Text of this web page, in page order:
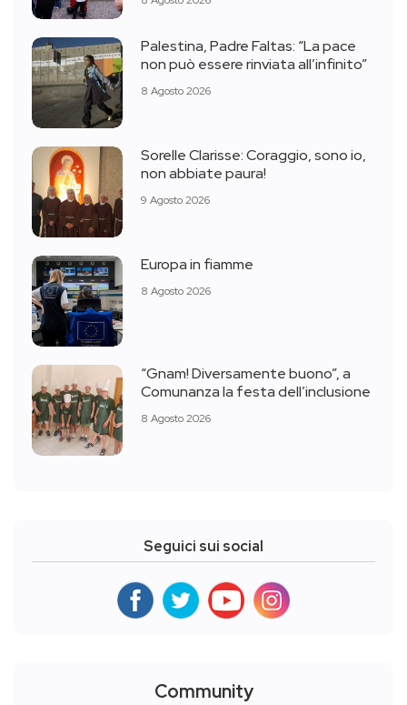
Palestina, Padre Faltas: “La pace
non può essere rinviata all’infinito”
8 Agosto 2026
Sorelle Clarisse: Coraggio, sono io,
non abbiate paura!
9 Agosto 2026
Europa in fiamme
8 Agosto 2026
“Gnam! Diversamente buono”, a
Comunanza la festa dell’inclusione
8 Agosto 2026
Seguici sui social
Community